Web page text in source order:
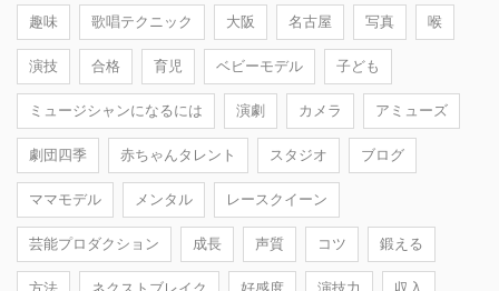
趣味 歌唱テクニック 大阪 名古屋 写真 喉
演技 合格 育児 ベビーモデル 子ども
ミュージシャンになるには 演劇 カメラ アミューズ
劇団四季 赤ちゃんタレント スタジオ ブログ
ママモデル メンタル レースクイーン
芸能プロダクション 成長 声質 コツ 鍛える